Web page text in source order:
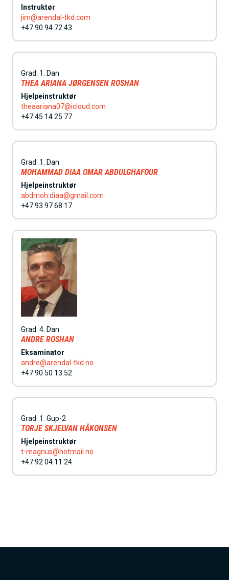
Instruktør
jim@arendal-tkd.com
+47 90 94 72 43
Grad: 1. Dan
THEA ARIANA JØRGENSEN ROSHAN
Hjelpeinstruktør
theaariana07@icloud.com
+47 45 14 25 77
Grad: 1. Dan
MOHAMMAD DIAA OMAR ABDULGHAFOUR
Hjelpeinstruktør
abdmoh.diaa@gmail.com
+47 93 97 68 17
Grad: 4. Dan
ANDRE ROSHAN
Eksaminator
andre@arendal-tkd.no
+47 90 50 13 52
Grad: 1. Gup-2
TORJE SKJELVAN HÅKONSEN
Hjelpeinstruktør
t-magnus@hotmail.no
+47 92 04 11 24